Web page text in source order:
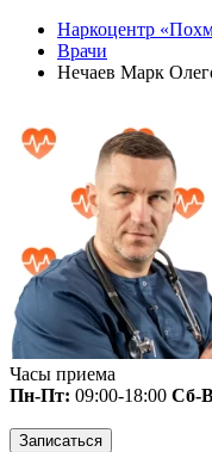
Наркоцентр
Врачи
Нечаев Марк
Часы приема
Пн-Пт: 09:00-18:00 Сб-
Записаться